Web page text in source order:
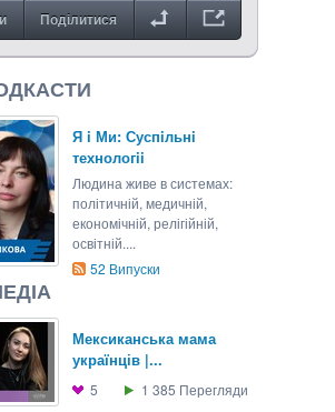
Поділитися
Я i Ми: Суспiльнi
технологii
Людина живе в системах:
політичній, медичній,
економічній, релігійній,
освітній....
52 Випуски
Мексиканська мама
українців |...
5 1 385 Перегляди